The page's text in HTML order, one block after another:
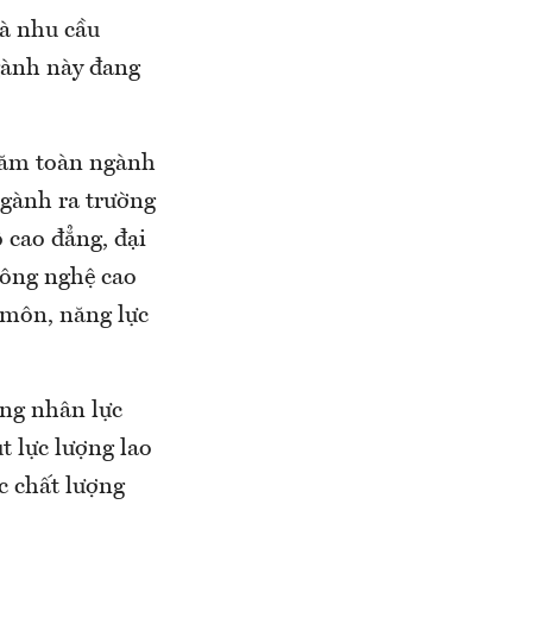
nhu cầu
này đang
toàn ngành
ra trường
đẳng, đại
nghệ cao
năng lực
nhân lực
lực lượng lao
chất lượng